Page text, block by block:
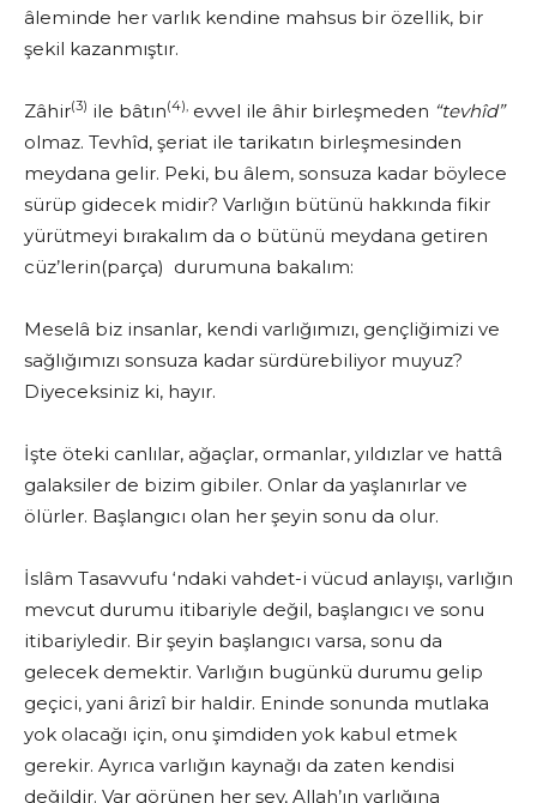
âleminde her varlık kendine mahsus bir özellik, bir
şekil kazanmıştır.
Zâhir(3) ile bâtın(4), evvel ile âhir birleşmeden “tevhîd”
olmaz. Tevhîd, şeriat ile tarikatın birleşmesinden
meydana gelir. Peki, bu âlem, sonsuza kadar böylece
sürüp gidecek midir? Varlığın bütünü hakkında fikir
yürütmeyi bırakalım da o bütünü meydana getiren
cüz’lerin(parça) durumuna bakalım:
Meselâ biz insanlar, kendi varlığımızı, gençliğimizi ve
sağlığımızı son­suza kadar sürdürebiliyor muyuz?
Diyeceksiniz ki, hayır.
İşte öteki canlılar, ağaçlar, ormanlar, yıldızlar ve hattâ
galaksiler de bizim gibiler. Onlar da yaşlanırlar ve
ölürler. Başlangıcı olan her şeyin sonu da olur.
İslâm Tasavvufu ‘ndaki vahdet-i vücud anlayışı, varlığın
mevcut duru­mu itibariyle değil, başlangıcı ve sonu
itibariyledir. Bir şeyin başlangıcı varsa, sonu da
gelecek demektir. Varlığın bugünkü durumu gelip
geçi­ci, yani ârizî bir haldir. Eninde sonunda mutlaka
yok olacağı için, onu şimdiden yok kabul etmek
gerekir. Ayrıca varlığın kaynağı da zaten kendisi
değildir. Var görünen her şey, Allah’ın varlığına